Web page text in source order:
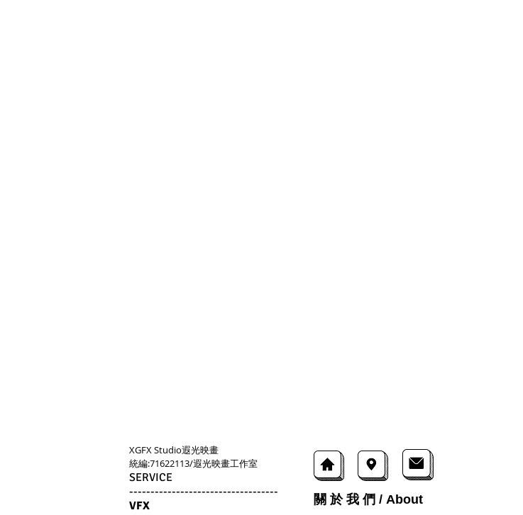
XGFX Studio​遐光映畫
​統編:71622113/遐光映畫工作室
SERVICE
-----------------------------------
VFX
關 於 我 們 / About